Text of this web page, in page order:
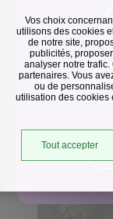
Vos choix
utilisons des cookies
de notre site,
publicités,
analyser notre
partenaires. Vous
ou de
utilisation des cookies
Tout accepter
En raison des
est
Horaires de